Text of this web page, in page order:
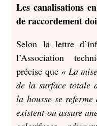
Les canalisations
de raccordement
Selon la lettre
l’Association
précise que « La
de la surface totale
la housse se
existent ou assure